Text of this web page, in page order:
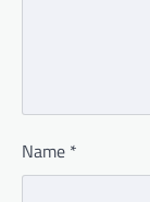
Name *